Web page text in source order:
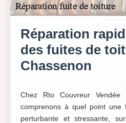
Réparation
des fuites de
Chassenon
Chez Rto Couvreur
comprenons à quel point
perturbante et stressante,